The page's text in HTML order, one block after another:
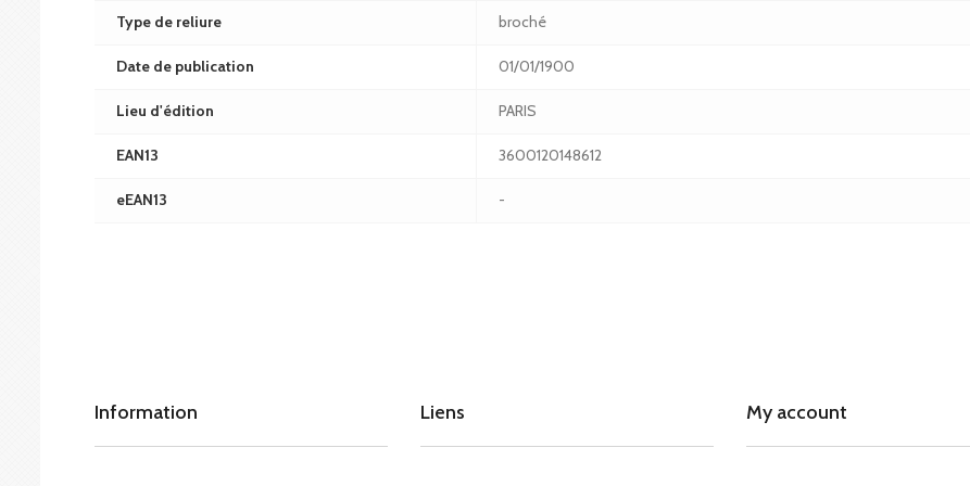
Type de reliure broché
Date de publication 01/01/1900
Lieu d'édition PARIS
EAN13 3600120148612
eEAN13 -
Information Liens My account